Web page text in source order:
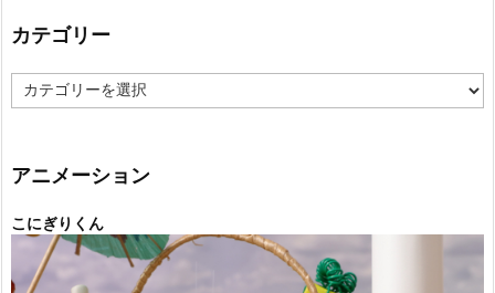
カテゴリー
テ
ー
アニメーション
こにぎりくん